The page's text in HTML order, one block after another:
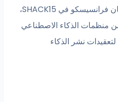
الصناعية. يقام الحدث في سان فرانسيسكو في SHACK15،
منظمات الذكاء الاصطناعي
لتعقيدات نشر الذكاء